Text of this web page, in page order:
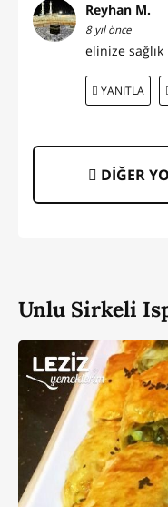
Reyhan M.
8 yıl önce
elinize sağlık
YANITLA
DİĞER
Unlu Sirkeli